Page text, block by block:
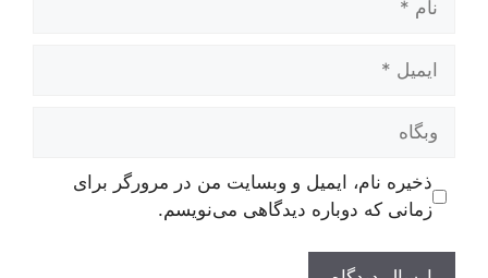
ذخیره نام، ایمیل و وبسایت من در مرورگر برای
زمانی که دوباره دیدگاهی می‌نویسم.